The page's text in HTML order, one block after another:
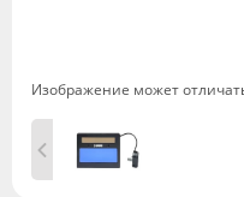
Изображение может